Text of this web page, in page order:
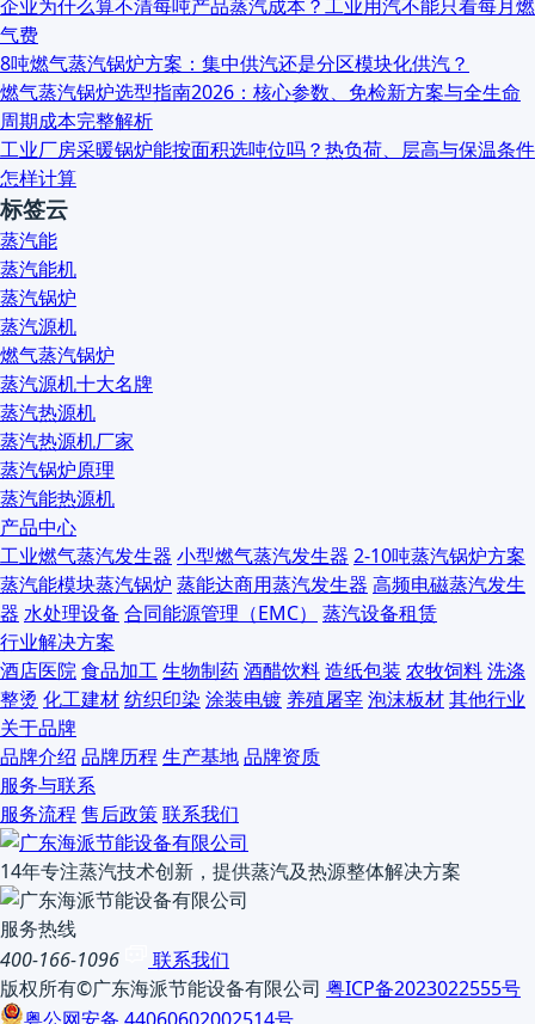
企业为什么算不清每吨产品蒸汽成本？工业用汽不能只看每月燃
气费
8吨燃气蒸汽锅炉方案：集中供汽还是分区模块化供汽？
燃气蒸汽锅炉选型指南2026：核心参数、免检新方案与全生命
周期成本完整解析
工业厂房采暖锅炉能按面积选吨位吗？热负荷、层高与保温条件
怎样计算
标签云
蒸汽能
蒸汽能机
蒸汽锅炉
蒸汽源机
燃气蒸汽锅炉
蒸汽源机十大名牌
蒸汽热源机
蒸汽热源机厂家
蒸汽锅炉原理
蒸汽能热源机
产品中心
工业燃气蒸汽发生器 小型燃气蒸汽发生器 2-10吨蒸汽锅炉方案
蒸汽能模块蒸汽锅炉 蒸能达商用蒸汽发生器 高频电磁蒸汽发生
器 水处理设备 合同能源管理（EMC）
蒸汽设备租赁
行业解决方案
酒店医院食品加工生物制药酒醋饮料造纸包装 农牧饲料洗涤
整烫 化工建材纺织印染 涂装电镀 养殖屠宰泡沫板材其他行业
关于品牌
品牌介绍 品牌历程 生产基地品牌资质
服务与联系
服务流程 售后政策联系我们
14年专注蒸汽技术创新，提供蒸汽及热源整体解决方案
服务热线
400-166-1096
联系我们
版权所有©广东海派节能设备有限公司 粤ICP备2023022555号